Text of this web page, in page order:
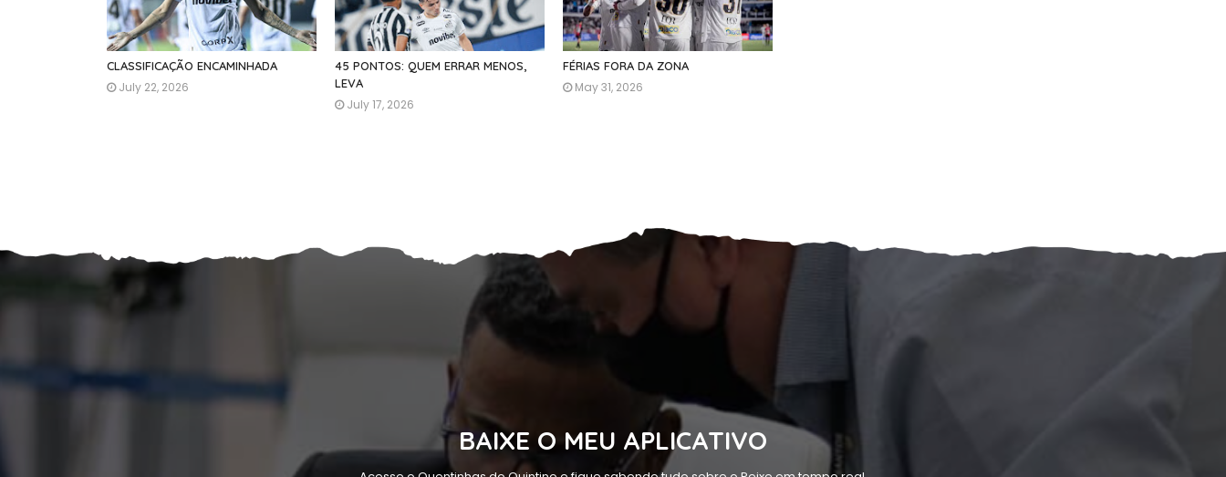
CLASSIFICAÇÃO ENCAMINHADA
July 22, 2026
45 PONTOS: QUEM ERRAR MENOS,
LEVA
July 17, 2026
FÉRIAS FORA DA ZONA
May 31, 2026
BAIXE O MEU APLICATIVO